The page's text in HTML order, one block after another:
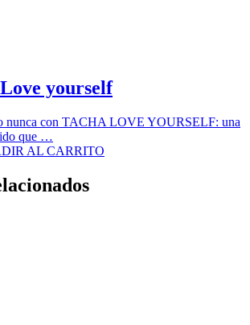
yourself
nunca con TACHA LOVE YOURSELF: una
que …
AL CARRITO